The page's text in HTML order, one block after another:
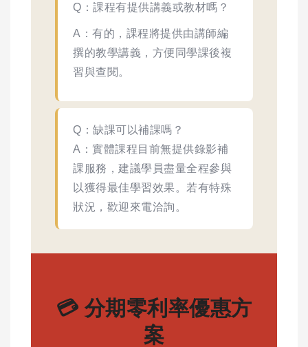
Q：課程有提供講義或教材嗎？
A：有的，課程將提供由講師編
撰的教學講義，方便同學課後複
習與查閱。
Q：缺課可以補課嗎？
A：實體課程目前無提供錄影補
課服務，建議學員盡量全程參與
以獲得最佳學習效果。若有特殊
狀況，歡迎來電洽詢。
💳 分期零利率優惠方
案